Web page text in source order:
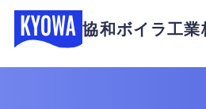
協和ボイラ工業